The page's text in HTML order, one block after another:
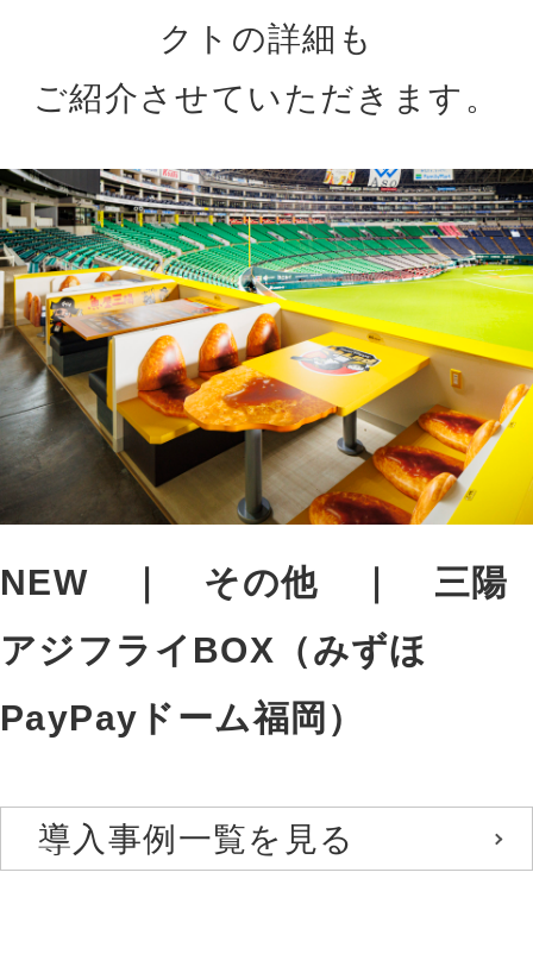
クトの詳細も
ご紹介させていただきます。
NEW その他
三陽
アジフライBOX（みずほ
PayPayドーム福岡）
導入事例一覧を見る